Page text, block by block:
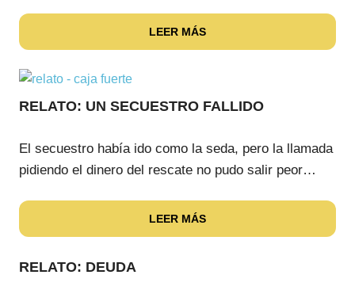
LEER MÁS
RELATO: UN SECUESTRO FALLIDO
El secuestro había ido como la seda, pero la llamada
pidiendo el dinero del rescate no pudo salir peor…
LEER MÁS
RELATO: DEUDA